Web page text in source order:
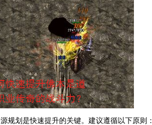
规划是快速提升的关键。建议遵循以下原则：